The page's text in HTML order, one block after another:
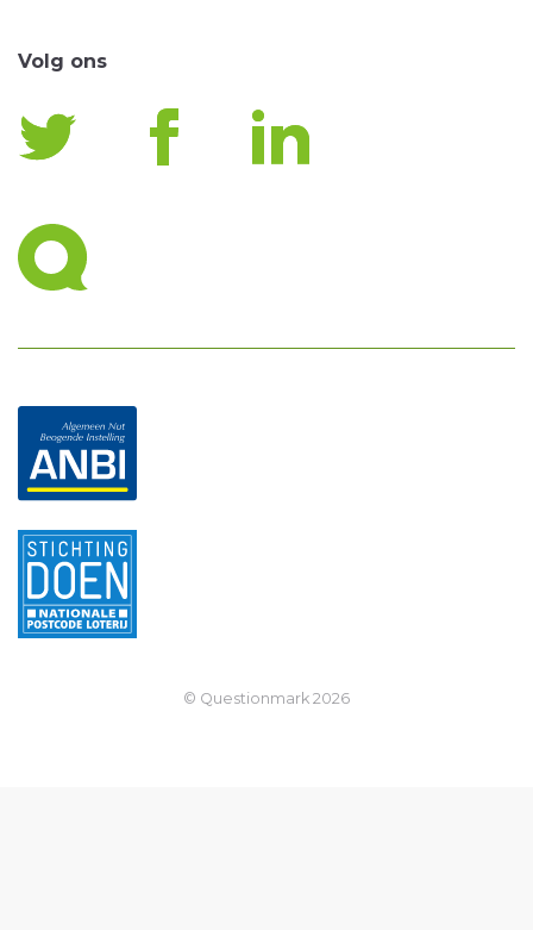
Volg ons
© Questionmark 2026